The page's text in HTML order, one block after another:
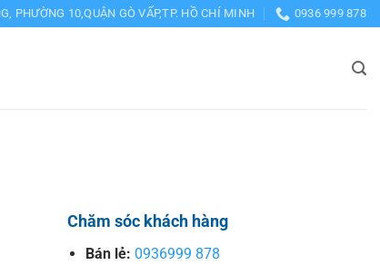
PHƯỜNG 10,QUẬN GÒ VẤP,TP. HỒ CHÍ MINH 0936 999 878
Chăm sóc khách hàng
Bán lẻ: 0936999 878